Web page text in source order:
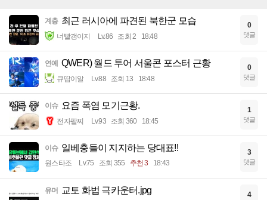
계층 최근 러시아에 파견된 북한군 모습
너빨갱이지 Lv.86 조회 2 18:48
0
댓글
연예 QWER) 월드 투어 서울콘 포스터 근황
큐땁이알 Lv.88 조회 13 18:48
0
댓글
이슈 요즘 폭염 모기근황.
전자팔찌 Lv.93 조회 360 18:45
1
댓글
이슈 일베충들이 지지하는 당대표!!
원스타조 Lv.75 조회 355 추천 3 18:43
3
댓글
유머 교토 화법 극카운터.jpg 4